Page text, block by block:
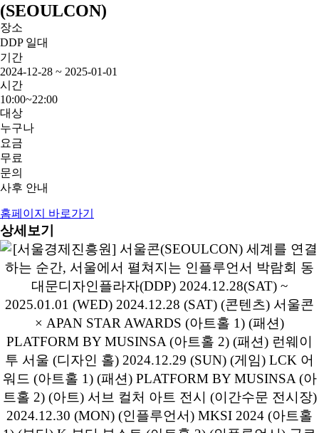
(SEOULCON)
장소
DDP 일대
기간
2024-12-28 ~ 2025-01-01
시간
10:00~22:00
대상
누구나
요금
무료
문의
사후 안내
홈페이지 바로가기
상세보기